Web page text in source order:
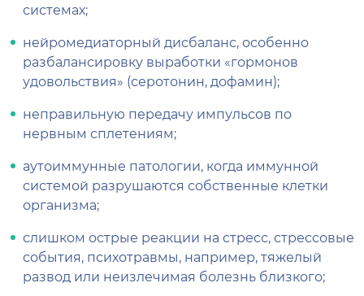
системах;
нейромедиаторный дисбаланс, особенно
разбалансировку выработки «гормонов
удовольствия» (серотонин, дофамин);
неправильную передачу импульсов по
нервным сплетениям;
аутоиммунные патологии, когда иммунной
системой разрушаются собственные клетки
организма;
слишком острые реакции на стресс, стрессовые
события, психотравмы, например, тяжелый
развод или неизлечимая болезнь близкого;